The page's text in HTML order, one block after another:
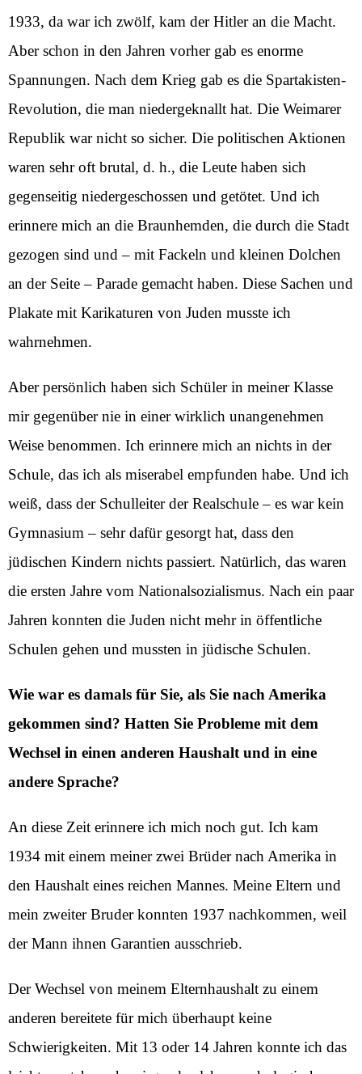
1933, da war ich zwölf, kam der Hitler an die Macht.
Aber schon in den Jahren vorher gab es enorme
Spannungen. Nach dem Krieg gab es die Spartakisten-
Revolution, die man niedergeknallt hat. Die Weimarer
Republik war nicht so sicher. Die politischen Aktionen
waren sehr oft brutal, d. h., die Leute haben sich
gegenseitig niedergeschossen und getötet. Und ich
erinnere mich an die Braunhemden, die durch die Stadt
gezogen sind und – mit Fackeln und kleinen Dolchen
an der Seite – Parade gemacht haben. Diese Sachen und
Plakate mit Karikaturen von Juden musste ich
wahrnehmen.
Aber persönlich haben sich Schüler in meiner Klasse
mir gegenüber nie in einer wirklich unangenehmen
Weise benommen. Ich erinnere mich an nichts in der
Schule, das ich als miserabel empfunden habe. Und ich
weiß, dass der Schulleiter der Realschule – es war kein
Gymnasium – sehr dafür gesorgt hat, dass den
jüdischen Kindern nichts passiert. Natürlich, das waren
die ersten Jahre vom Nationalsozialismus. Nach ein paar
Jahren konnten die Juden nicht mehr in öffentliche
Schulen gehen und mussten in jüdische Schulen.
Wie war es damals für Sie, als Sie nach Amerika
gekommen sind? Hatten Sie Probleme mit dem
Wechsel in einen anderen Haushalt und in eine
andere Sprache?
An diese Zeit erinnere ich mich noch gut. Ich kam
1934 mit einem meiner zwei Brüder nach Amerika in
den Haushalt eines reichen Mannes. Meine Eltern und
mein zweiter Bruder konnten 1937 nachkommen, weil
der Mann ihnen Garantien ausschrieb.
Der Wechsel von meinem Elternhaushalt zu einem
anderen bereitete für mich überhaupt keine
Schwierigkeiten. Mit 13 oder 14 Jahren konnte ich das